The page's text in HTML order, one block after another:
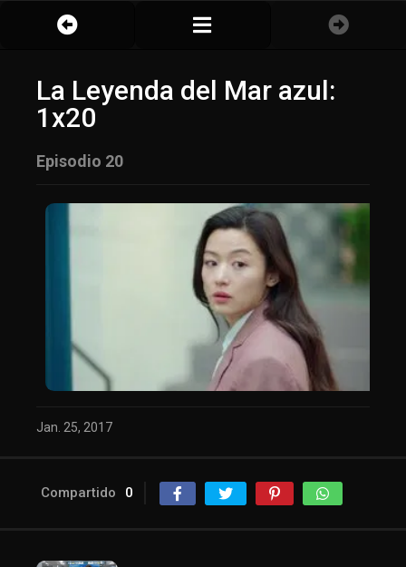
La Leyenda del Mar azul:
1x20
Episodio 20
Jan. 25, 2017
Compartido 0